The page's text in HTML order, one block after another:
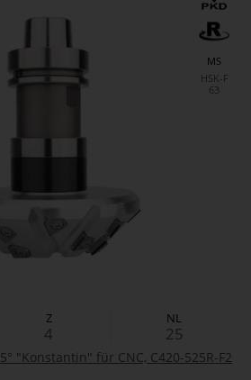
Z
4
NL
25
MS
HSK-F
63
"Konstantin" für CNC, C420-525R-F2